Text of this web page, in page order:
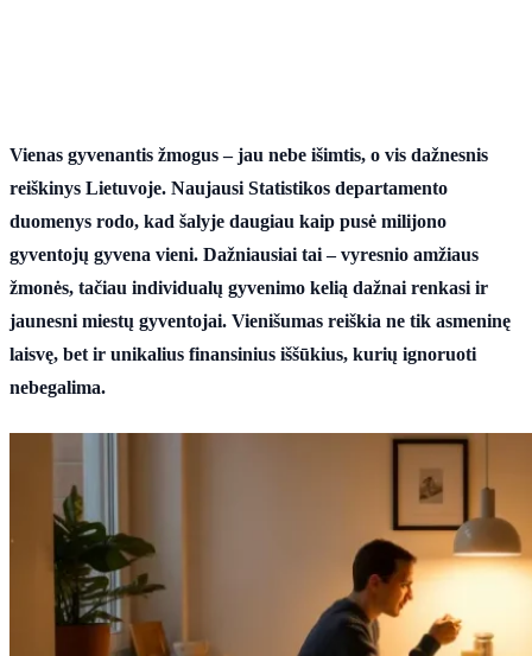
Vienas gyvenantis žmogus – jau nebe išimtis, o vis dažnesnis
reiškinys Lietuvoje. Naujausi Statistikos departamento
duomenys rodo, kad šalyje daugiau kaip pusė milijono
gyventojų gyvena vieni. Dažniausiai tai – vyresnio amžiaus
žmonės, tačiau individualų gyvenimo kelią dažnai renkasi ir
jaunesni miestų gyventojai. Vienišumas reiškia ne tik asmeninę
laisvę, bet ir unikalius finansinius iššūkius, kurių ignoruoti
nebegalima.